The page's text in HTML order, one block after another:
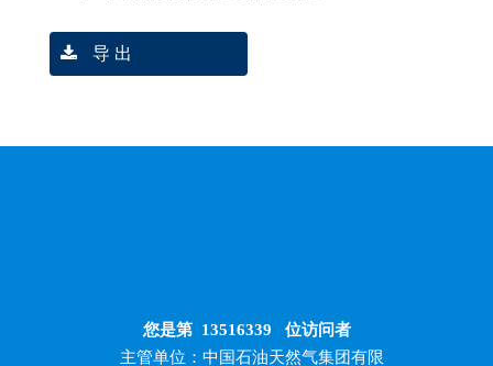
导 出
您是第 13516339 位访问者
主管单位：中国石油天然气集团有限